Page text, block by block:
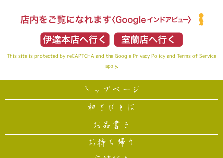
This site is protected by reCAPTCHA and the Google Privacy Policy and Terms of Service
apply.
トップページ
和さびとは
お品書き
お持ち帰り